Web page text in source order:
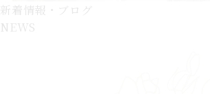
新着情報・ブログ
NEWS